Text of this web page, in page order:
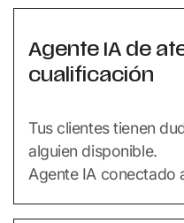
Agente IA de
cualificación
Tus clientes tienen
alguien disponible.
Agente IA conectado